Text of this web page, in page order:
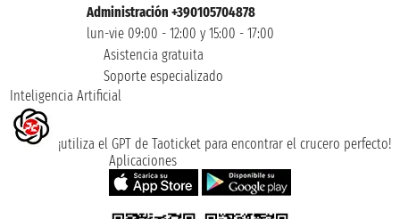
Administración +390105704878
lun-vie 09:00 - 12:00 y 15:00 - 17:00
Asistencia gratuita
Soporte especializado
Inteligencia Artificial
¡utiliza el GPT de Taoticket para encontrar el crucero perfecto!
Aplicaciones